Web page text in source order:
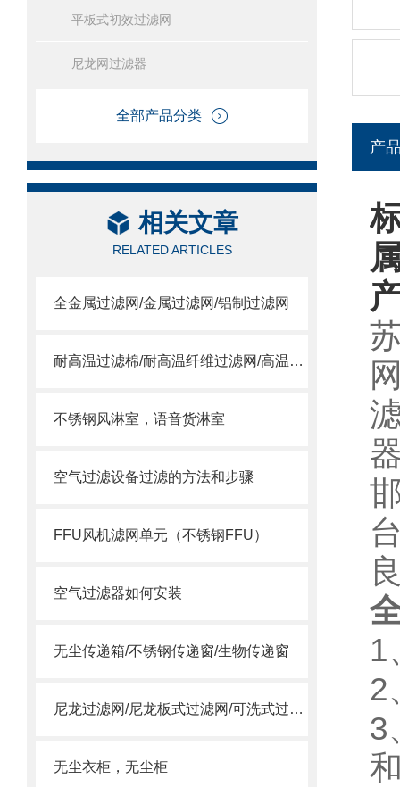
平板式初效过滤网
尼龙网过滤器
全部产品分类
相关文章
RELATED ARTICLES
全金属过滤网/金属过滤网/铝制过滤网
耐高温过滤棉/耐高温纤维过滤网/高温合成纤维滤棉
不锈钢风淋室，语音货淋室
空气过滤设备过滤的方法和步骤
FFU风机滤网单元（不锈钢FFU）
空气过滤器如何安装
无尘传递箱/不锈钢传递窗/生物传递窗
尼龙过滤网/尼龙板式过滤网/可洗式过滤网
无尘衣柜，无尘柜
产
1
2
3